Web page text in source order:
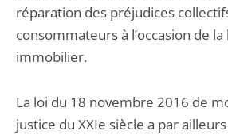
réparation des préjudices
consommateurs à l’occasion de la
immobilier.
La loi du 18 novembre 2016 de
justice du XXIe siècle a par